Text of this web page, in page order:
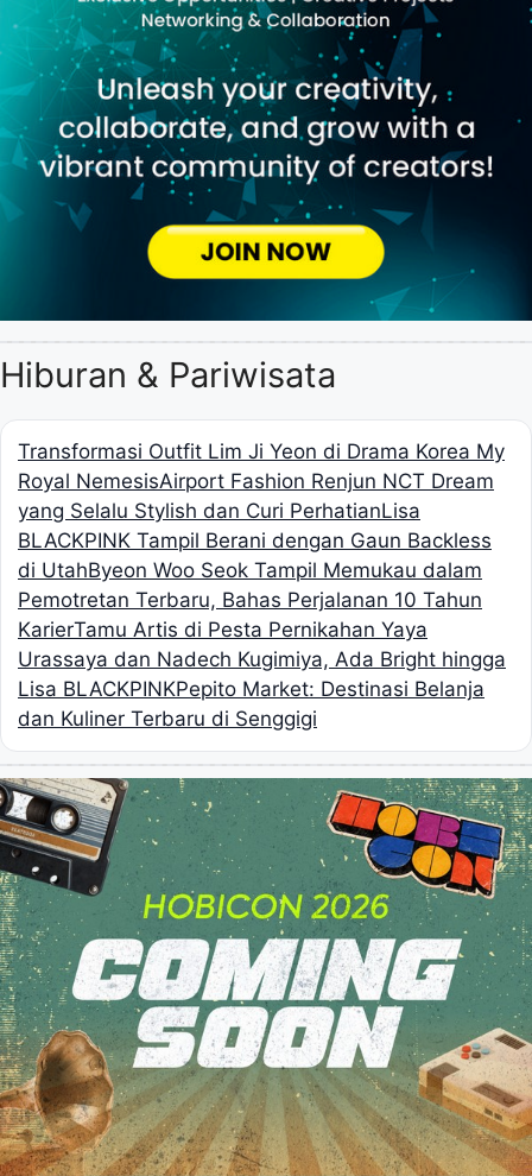
Hiburan & Pariwisata
Transformasi Outfit Lim Ji Yeon di Drama Korea My
Royal NemesisAirport Fashion Renjun NCT Dream
yang Selalu Stylish dan Curi PerhatianLisa
BLACKPINK Tampil Berani dengan Gaun Backless
di UtahByeon Woo Seok Tampil Memukau dalam
Pemotretan Terbaru, Bahas Perjalanan 10 Tahun
KarierTamu Artis di Pesta Pernikahan Yaya
Urassaya dan Nadech Kugimiya, Ada Bright hingga
Lisa BLACKPINKPepito Market: Destinasi Belanja
dan Kuliner Terbaru di Senggigi